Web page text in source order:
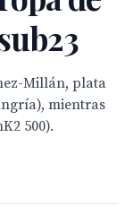
Millán, plata
mientras
500).